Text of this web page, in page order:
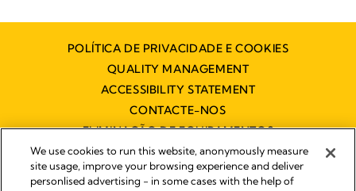
POLÍTICA DE PRIVACIDADE E COOKIES
QUALITY MANAGEMENT
ACCESSIBILITY STATEMENT
CONTACTE-NOS
ELIMINAÇÃO DE EQUIPAMENTOS
ELÉCTRICOS E ELECTRÓNICOS
We use cookies to run this website, anonymously measure
site usage, improve your browsing experience and deliver
personlised advertising - in some cases with the help of